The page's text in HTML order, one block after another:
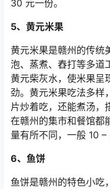
30 元一份。
5、黄元米果
黄元米果是赣州的传统
泡、蒸煮、舂打等多道
黄元柴灰水，使米果呈
劲。黄元米果吃法多样
片炒着吃，还能煮汤，
在赣州的集市和餐馆都
量有所不同，一般 10 –
6、鱼饼
鱼饼是赣州的特色小吃